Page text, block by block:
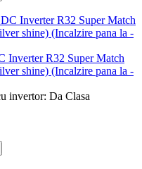
R32 Super Match
shine) (Incalzire pana la -
invertor: Da Clasa